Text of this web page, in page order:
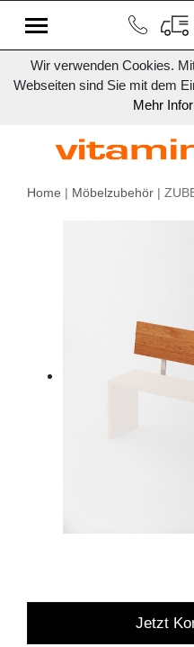
Wir verwenden Cookies.
Webseiten sind Sie mit dem
Mehr
Home | Möbelzubehör |
Jetzt